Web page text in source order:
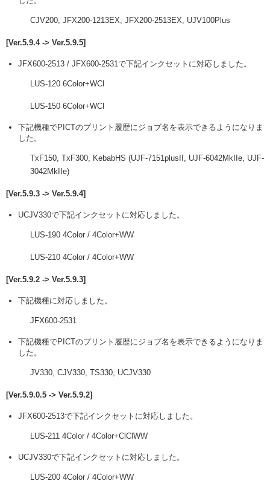
CJV200, JFX200-1213EX, JFX200-2513EX, UJV100Plus
[Ver.5.9.4 -> Ver.5.9.5]
JFX600-2513 / JFX600-2531で下記インクセットに対応しました。
LUS-120 6Color+WCl
LUS-150 6Color+WCl
下記機種でPICTのプリント履歴にジョブ名を表示できるようになりま
した。
TxF150, TxF300, KebabHS (UJF-7151plusII, UJF-6042MkIIe, UJF-
3042MkIIe)
[Ver.5.9.3 -> Ver.5.9.4]
UCJV330で下記インクセットに対応しました。
LUS-190 4Color / 4Color+WW
LUS-210 4Color / 4Color+WW
[Ver.5.9.2 -> Ver.5.9.3]
下記機種に対応しました。
JFX600-2531
下記機種でPICTのプリント履歴にジョブ名を表示できるようになりま
した。
JV330, CJV330, TS330, UCJV330
[Ver.5.9.0.5 -> Ver.5.9.2]
JFX600-2513で下記インクセットに対応しました。
LUS-211 4Color / 4Color+ClClWW
UCJV330で下記インクセットに対応しました。
LUS-200 4Color / 4Color+WW